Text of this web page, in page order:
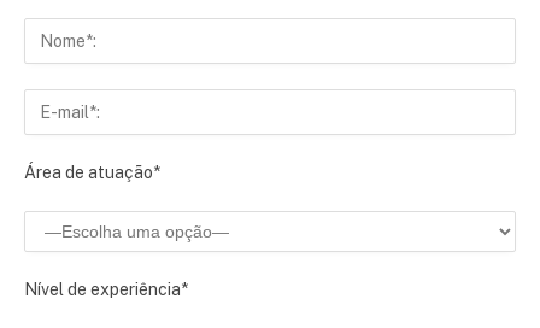
Área de atuação*
Nível de experiência*